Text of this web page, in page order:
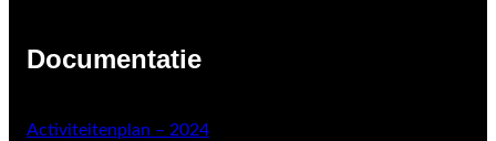
Documentatie
Activiteitenplan – 2024